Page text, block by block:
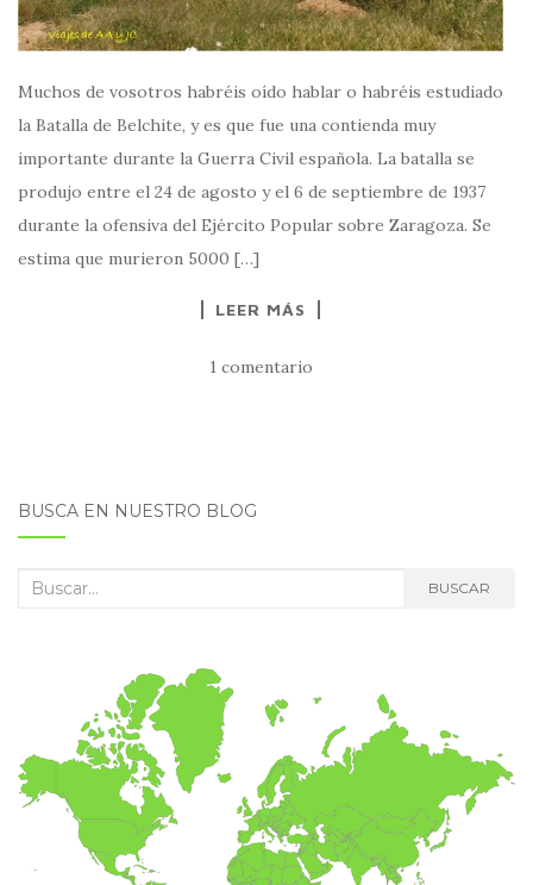
Muchos de vosotros habréis oído hablar o habréis estudiado
la Batalla de Belchite, y es que fue una contienda muy
importante durante la Guerra Civil española. La batalla se
produjo entre el 24 de agosto y el 6 de septiembre de 1937
durante la ofensiva del Ejército Popular sobre Zaragoza. Se
estima que murieron 5000 […]
LEER MÁS
1 comentario
BUSCA EN NUESTRO BLOG
Buscar: BUSCAR